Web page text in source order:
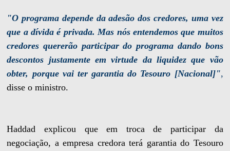
"O programa depende da adesão dos credores, uma vez
que a dívida é privada. Mas nós entendemos que muitos
credores quererão participar do programa dando bons
descontos justamente em virtude da liquidez que vão
obter, porque vai ter garantia do Tesouro [Nacional]",
disse o ministro.
Haddad explicou que em troca de participar da
negociação, a empresa credora terá garantia do Tesouro